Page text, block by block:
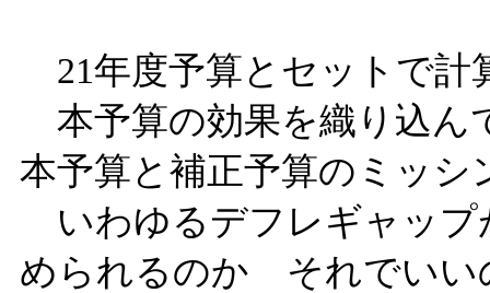
21年度予算とセットで計
本予算の効果を織り込ん
本予算と補正予算のミ
いわゆるデフレギャッ
められるのか それでいい